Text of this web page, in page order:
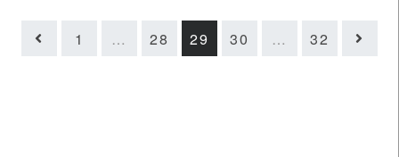
1 … 28 29 30 … 32